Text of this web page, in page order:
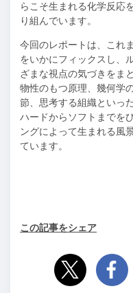
らこそ生まれる化学反応
り組んでいます。
今回のレポートは、これ
をいかにフィックスし、
ざまな視点の気づきをま
物性のもつ原理、幾何学
節、思考する組織といっ
ハードからソフトまでを
ングによって生まれる風
ています。
この記事をシェア